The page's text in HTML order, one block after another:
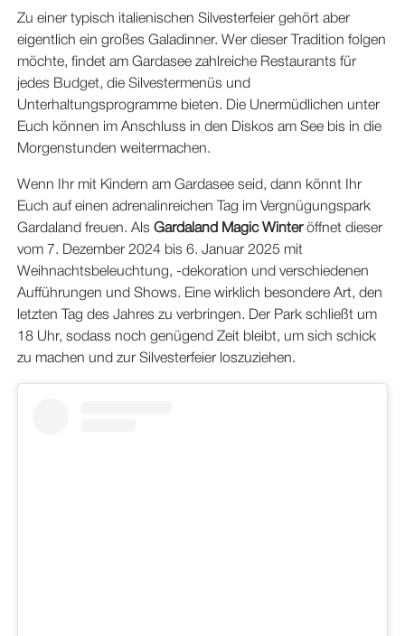
Zu einer typisch italienischen Silvesterfeier gehört aber
eigentlich ein großes Galadinner. Wer dieser Tradition folgen
möchte, findet am Gardasee zahlreiche Restaurants für
jedes Budget, die Silvestermenüs und
Unterhaltungsprogramme bieten. Die Unermüdlichen unter
Euch können im Anschluss in den Diskos am See bis in die
Morgenstunden weitermachen.
Wenn Ihr mit Kindern am Gardasee seid, dann könnt Ihr
Euch auf einen adrenalinreichen Tag im Vergnügungspark
Gardaland freuen. Als Gardaland Magic Winteröffnet dieser
vom 7. Dezember 2024 bis 6. Januar 2025 mit
Weihnachtsbeleuchtung, -dekoration und verschiedenen
Aufführungen und Shows. Eine wirklich besondere Art, den
letzten Tag des Jahres zu verbringen. Der Park schließt um
18 Uhr, sodass noch genügend Zeit bleibt, um sich schick
zu machen und zur Silvesterfeier loszuziehen.